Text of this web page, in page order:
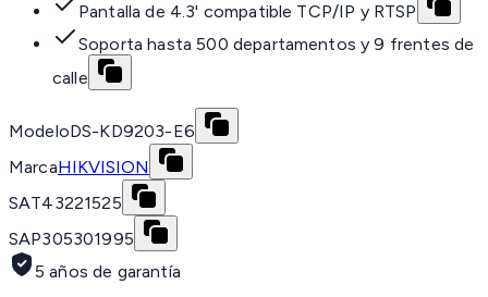
Pantalla de 4.3' compatible TCP/IP y RTSP
Soporta hasta 500 departamentos y 9 frentes de
calle
ModeloDS-KD9203-E6
MarcaHIKVISION
SAT43221525
SAP305301995
5 años de garantía